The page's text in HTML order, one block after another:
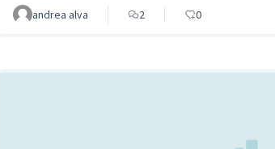
andrea alva 2 0